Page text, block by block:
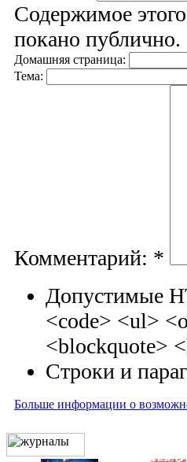
Содержимое
покано публично.
Домашняя страница:
Тема:
Комментарий: *
Допустимые
<code> <ul>
<blockquote>
Строки и
Больше информации о